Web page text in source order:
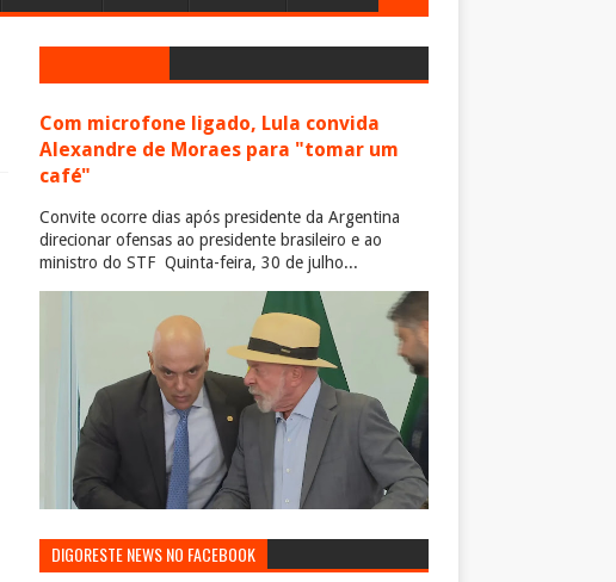
Com microfone ligado, Lula convida
Alexandre de Moraes para "tomar um
café"
Convite ocorre dias após presidente da Argentina
direcionar ofensas ao presidente brasileiro e ao
ministro do STF Quinta-feira, 30 de julho...
DIGORESTE NEWS NO FACEBOOK